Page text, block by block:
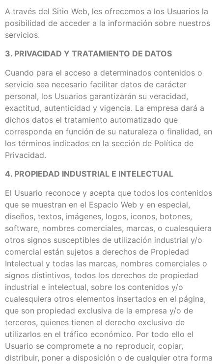
A través del Sitio Web, les ofrecemos a los Usuarios la
posibilidad de acceder a la información sobre nuestros
servicios.
3. PRIVACIDAD Y TRATAMIENTO DE DATOS
Cuando para el acceso a determinados contenidos o
servicio sea necesario facilitar datos de carácter
personal, los Usuarios garantizarán su veracidad,
exactitud, autenticidad y vigencia. La empresa dará a
dichos datos el tratamiento automatizado que
corresponda en función de su naturaleza o finalidad, en
los términos indicados en la sección de Política de
Privacidad.
4. PROPIEDAD INDUSTRIAL E INTELECTUAL
El Usuario reconoce y acepta que todos los contenidos
que se muestran en el Espacio Web y en especial,
diseños, textos, imágenes, logos, iconos, botones,
software, nombres comerciales, marcas, o cualesquiera
otros signos susceptibles de utilización industrial y/o
comercial están sujetos a derechos de Propiedad
Intelectual y todas las marcas, nombres comerciales o
signos distintivos, todos los derechos de propiedad
industrial e intelectual, sobre los contenidos y/o
cualesquiera otros elementos insertados en el página,
que son propiedad exclusiva de la empresa y/o de
terceros, quienes tienen el derecho exclusivo de
utilizarlos en el tráfico económico. Por todo ello el
Usuario se compromete a no reproducir, copiar,
distribuir, poner a disposición o de cualquier otra forma